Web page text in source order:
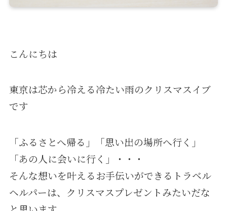
こんにちは
東京は芯から冷える冷たい雨のクリスマスイブ
です
「ふるさとへ帰る」「思い出の場所へ行く」
「あの人に会いに行く」・・・
そんな想いを叶えるお手伝いができるトラベル
ヘルパーは、クリスマスプレゼントみたいだな